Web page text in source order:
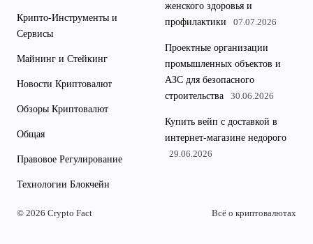
Крипто-Инструменты и
Сервисы
Майнинг и Стейкинг
Новости Криптовалют
Обзоры Криптовалют
Общая
Правовое Регулирование
Технологии Блокчейн
женского здоровья и
профилактики
07.07.2026
Проектные организации
промышленных объектов и
АЗС для безопасного
строительства
30.06.2026
Купить вейп с доставкой в
интернет-магазине недорого
29.06.2026
© 2026 Crypto Fact Всё о криптовалютах